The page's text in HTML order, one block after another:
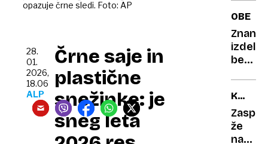
opazuje črne sledi. Foto: AP
Črne saje in
plastične
snežinke: je
sneg leta
28.
01.
2026,
18.06
ALP
meri
s
Pred
2026
smo
izdelali
beton
urina,
že
na